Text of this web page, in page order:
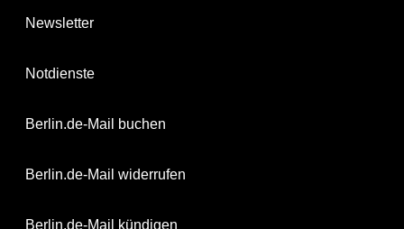
Newsletter
Notdienste
Berlin.de-Mail buchen
Berlin.de-Mail widerrufen
Berlin.de-Mail kündigen